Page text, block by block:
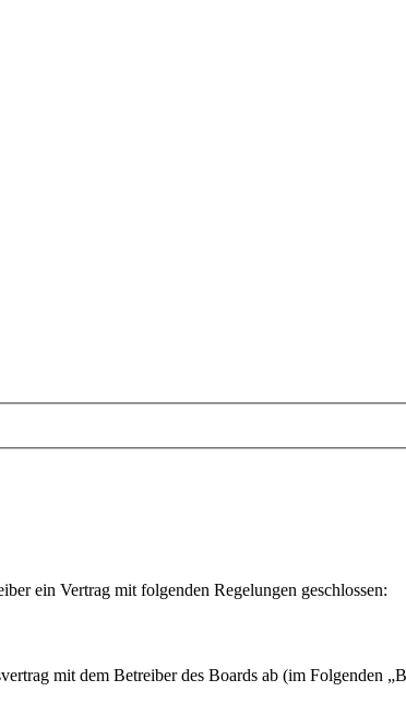
ein Vertrag mit folgenden Regelungen geschlossen:
mit dem Betreiber des Boards ab (im Folgenden